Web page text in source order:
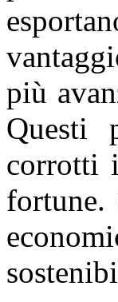
più
Questi
corrotti